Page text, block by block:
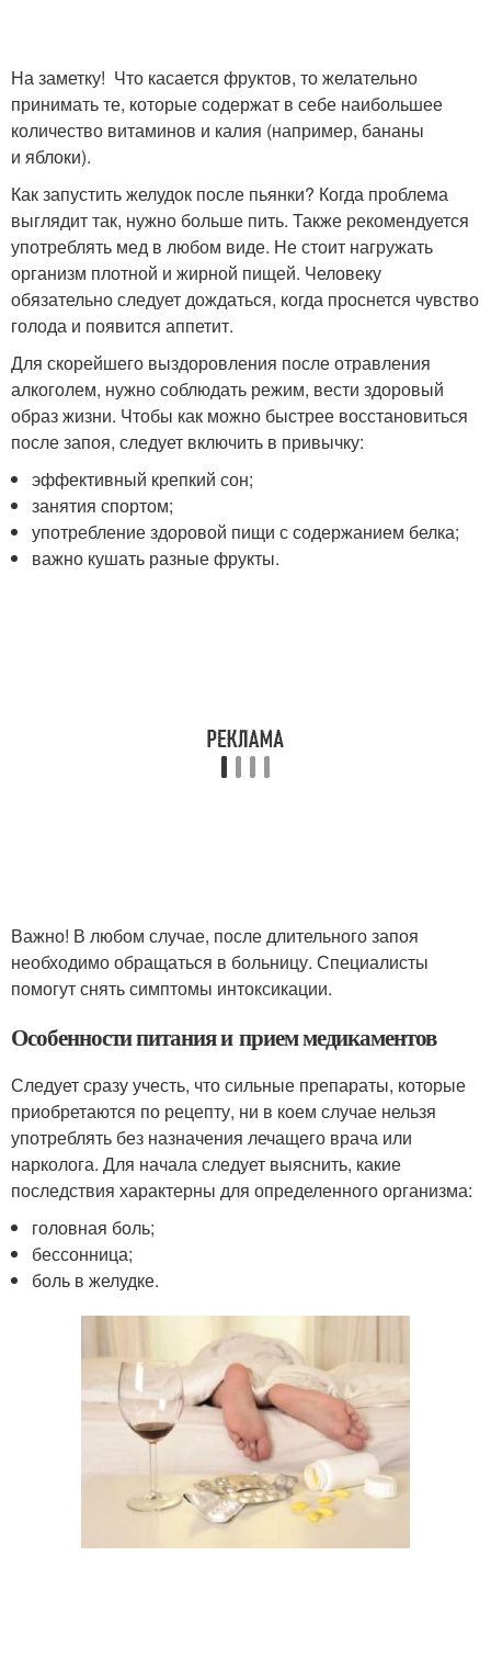
На заметку! Что касается фруктов, то желательно
принимать те, которые содержат в себе наибольшее
количество витаминов и калия (например, бананы
и яблоки).
Как запустить желудок после пьянки? Когда проблема
выглядит так, нужно больше пить. Также рекомендуется
употреблять мед в любом виде. Не стоит нагружать
организм плотной и жирной пищей. Человеку
обязательно следует дождаться, когда проснется чувство
голода и появится аппетит.
Для скорейшего выздоровления после отравления
алкоголем, нужно соблюдать режим, вести здоровый
образ жизни. Чтобы как можно быстрее восстановиться
после запоя, следует включить в привычку:
эффективный крепкий сон;
занятия спортом;
употребление здоровой пищи с содержанием белка;
важно кушать разные фрукты.
Важно! В любом случае, после длительного запоя
необходимо обращаться в больницу. Специалисты
помогут снять симптомы интоксикации.
Особенности питания и прием медикаментов
Следует сразу учесть, что сильные препараты, которые
приобретаются по рецепту, ни в коем случае нельзя
употреблять без назначения лечащего врача или
нарколога. Для начала следует выяснить, какие
последствия характерны для определенного организма:
головная боль;
бессонница;
боль в желудке.